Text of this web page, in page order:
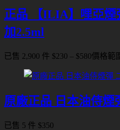
正品 【ILIA】哩亞煙
加2.5ml
已售 2,900 件 $230 – $580價格範
原廠正品 日本油侍煙
已售 5 件 $350